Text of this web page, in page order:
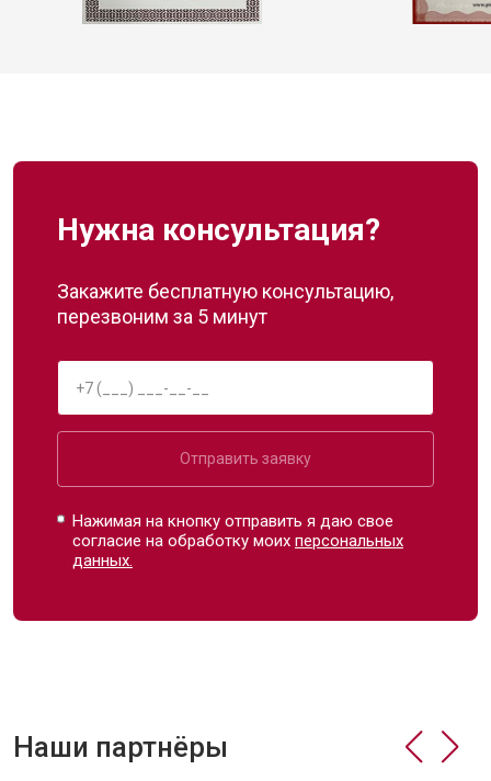
Нужна консультация?
Закажите бесплатную консультацию,
перезвоним за 5 минут
Отправить заявку
Нажимая на кнопку отправить я даю свое
согласие на обработку моихперсональных
данных.
Наши партнёры